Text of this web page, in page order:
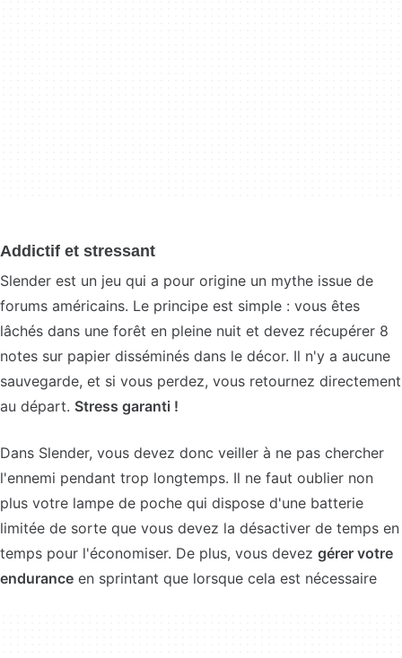
Addictif et stressant
Slender est un jeu qui a pour origine un mythe issue de
forums américains. Le principe est simple : vous êtes
lâchés dans une forêt en pleine nuit et devez récupérer 8
notes sur papier disséminés dans le décor. Il n'y a aucune
sauvegarde, et si vous perdez, vous retournez directement
au départ. Stress garanti !
Dans Slender, vous devez donc veiller à ne pas chercher
l'ennemi pendant trop longtemps. Il ne faut oublier non
plus votre lampe de poche qui dispose d'une batterie
limitée de sorte que vous devez la désactiver de temps en
temps pour l'économiser. De plus, vous devez gérer votre
endurance en sprintant que lorsque cela est nécessaire